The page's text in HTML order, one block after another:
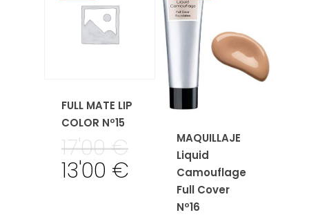
FULL MATE LIP
COLOR Nº15
17'00€
13'00 €
MAQUILLAJE
Liquid
Camouflage
Full Cover
Nº16